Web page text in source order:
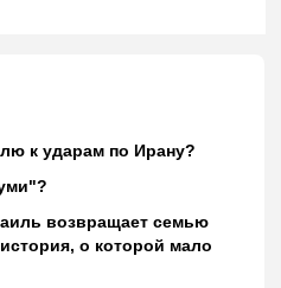
к ударам по Ирану?
возвращает семью
о которой мало